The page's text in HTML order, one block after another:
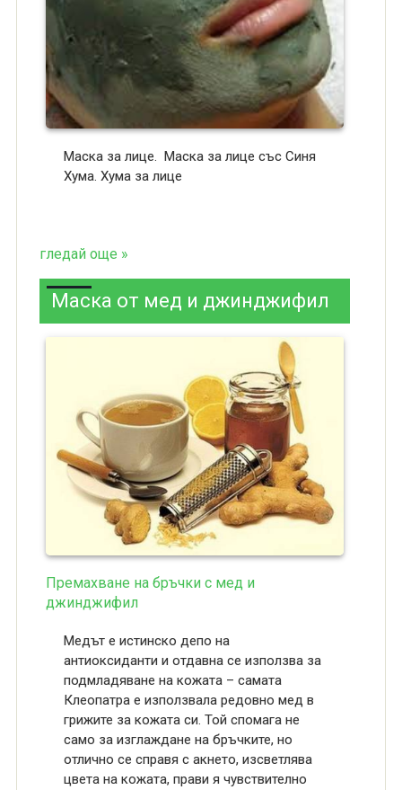
Маска за лице. Маска за лице със Синя
Хума. Хума за лице
гледай още »
Маска от мед и джинджифил
Премахване на бръчки с мед и
джинджифил
Медът е истинско депо на
антиоксиданти и отдавна се използва за
подмладяване на кожата – самата
Клеопатра е използвала редовно мед в
грижите за кожата си. Той спомага не
само за изглаждане на бръчките, но
отлично се справя с акнето, изсветлява
цвета на кожата, прави я чувствително